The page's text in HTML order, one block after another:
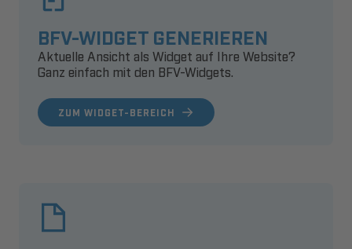
BFV-WIDGET GENERIEREN
Aktuelle Ansicht als Widget auf Ihre Website?
Ganz einfach mit den BFV-Widgets.
ZUM WIDGET-BEREICH